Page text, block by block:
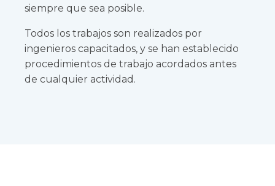
siempre que sea posible.
Todos los trabajos son realizados por
ingenieros capacitados, y se han establecido
procedimientos de trabajo acordados antes
de cualquier actividad.